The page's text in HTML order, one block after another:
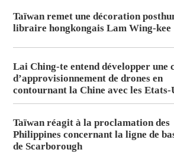
Taïwan remet une décoration
libraire hongkongais Lam Wing-kee
Lai Ching-te entend développer une
d’approvisionnement de drones en
contournant la Chine avec les Etats-
Taïwan réagit à la proclamation des
Philippines concernant la ligne de
de Scarborough